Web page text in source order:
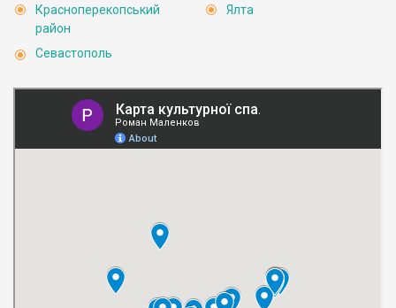
Красноперекопський
район
Севастополь
Ялта